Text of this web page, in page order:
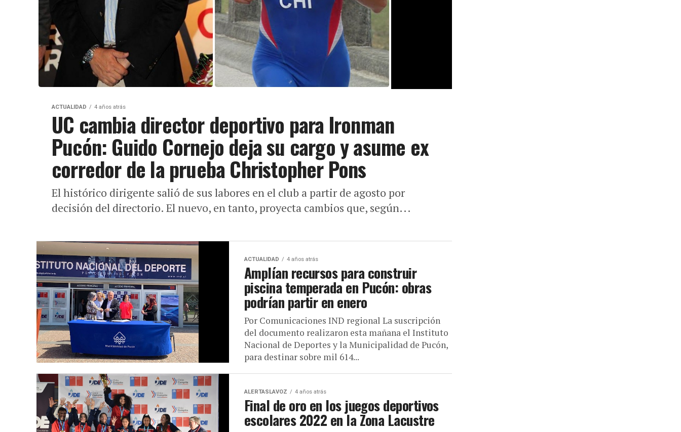
ACTUALIDAD 4 años atrás
UC cambia director deportivo para Ironman
Pucón: Guido Cornejo deja su cargo y asume ex
corredor de la prueba Christopher Pons
El histórico dirigente salió de sus labores en el club a partir de agosto por
decisión del directorio. El nuevo, en tanto, proyecta cambios que, según...
ACTUALIDAD 4 años atrás
Amplían recursos para construir
piscina temperada en Pucón: obras
podrían partir en enero
Por Comunicaciones IND regional La suscripción
del documento realizaron esta mañana el Instituto
Nacional de Deportes y la Municipalidad de Pucón,
para destinar sobre mil 614...
ALERTASLAVOZ 4 años atrás
Final de oro en los juegos deportivos
escolares 2022 en la Zona Lacustre